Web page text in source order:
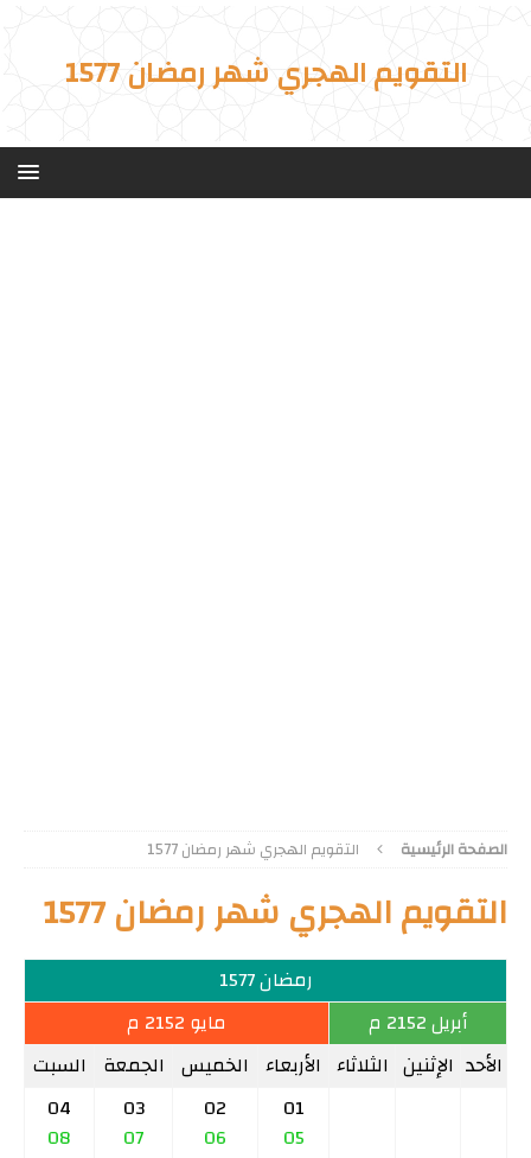
التقويم الهجري شهر رمضان 1577
الصفحة الرئيسية التقويم الهجري شهر رمضان 1577
التقويم الهجري شهر رمضان 1577
رمضان 1577
أبريل 2152 م
مايو 2152 م
الأحد الإثنين الثلاثاء الأربعاء الخميس الجمعة السبت
01
05
02
06
03
07
04
08